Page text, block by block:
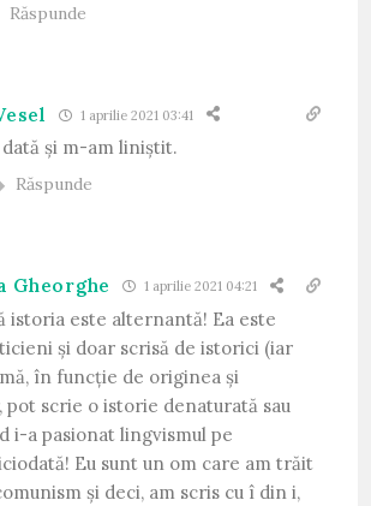
Răspunde
1 aprilie 2021 03:41
și m-am liniștit.
Răspunde
Gheorghe 1 aprilie 2021 04:21
istoria este alternantă! Ea este
și doar scrisă de istorici (iar
în funcție de originea și
pot scrie o istorie denaturată sau
i-a pasionat lingvismul pe
Eu sunt un om care am trăit
și deci, am scris cu î din i,